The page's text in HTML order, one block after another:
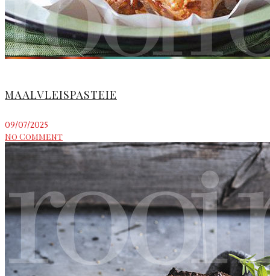
MAALVLEISPASTEIE
09/07/2025
No Comment